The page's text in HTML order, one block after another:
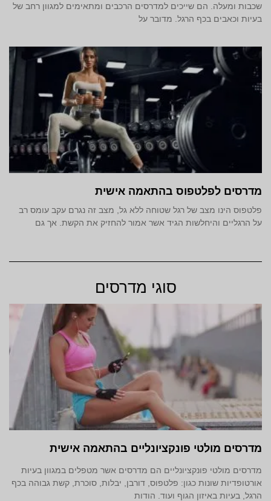
שכבות ומעלה. הם שייכים למדרסים הרכבים ומתאימים למגוון רחב של
בעיות וכאבים בכף הרגל. מדובר על
מדרסים לפלטפוס בהתאמה אישית
פלטפוס הינו מצב של רגל שטוחה ללא גל, מצב זה נגרם עקב עומס רב
על הרגליים והיחלשות הגיד אשר אמור להחזיק את הקשת. אך גם
סוגי מדרסים
מדרסים מולטי פונקציונליים בהתאמה אישית
מדרסים מולטי פונקציונליים הם מדרסים אשר מטפלים במגוון בעיות
אורטופדיות שונות כגון: פלטפוס, דורבן, יבלות, סוכרת, קשת גבוהה בכף
הרגל, בעיות באיזון הגוף ועוד. הודות